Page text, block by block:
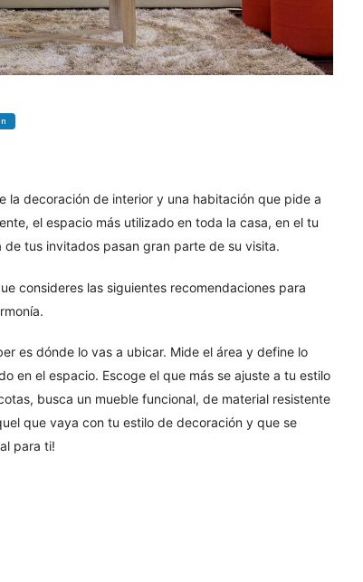
la decoración de interior y una habitación que pide a
el espacio más utilizado en toda la casa, en el tu
tus invitados pasan gran parte de su visita.
consideres las siguientes recomendaciones para
es dónde lo vas a ubicar. Mide el área y define lo
en el espacio. Escoge el que más se ajuste a tu estilo
busca un mueble funcional, de material resistente
que vaya con tu estilo de decoración y que se
para ti!